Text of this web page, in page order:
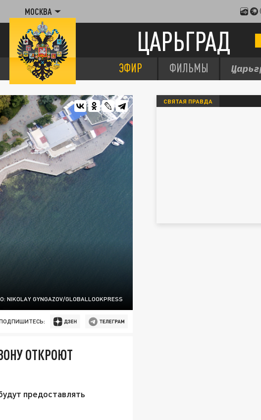
МОСКВА
ЦАРЬГРАД
ЭФИР ФИЛЬМЫ
NIKOLAY GYNGAZOV/GLOBALLOOKPRESS
ОТКРОЮТ
предоставлять
СВЯТАЯ ПРАВДА